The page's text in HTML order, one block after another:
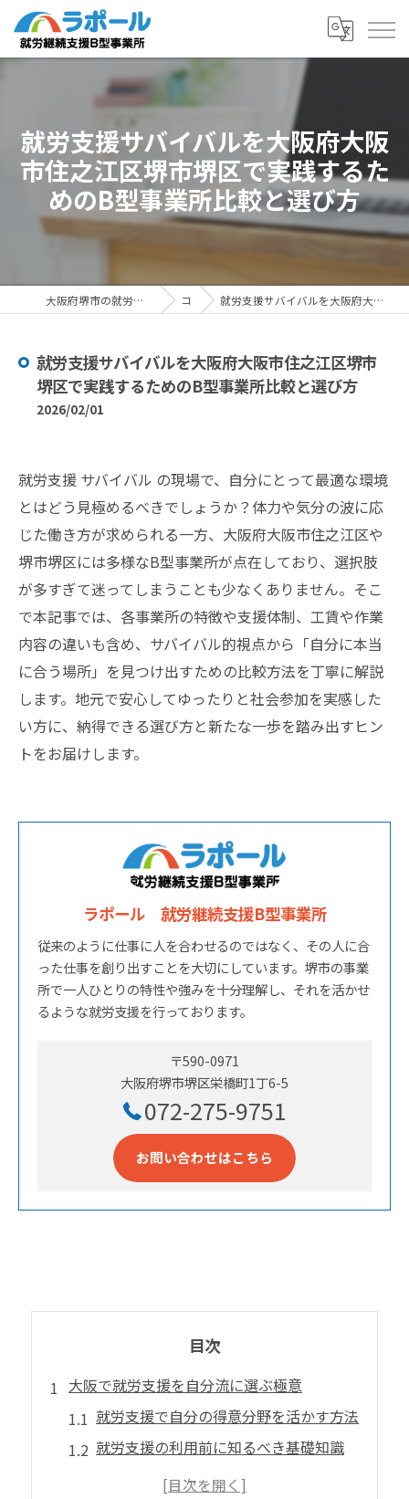
就労支援サバイバルを大阪府大阪
市住之江区堺市堺区で実践するた
めのB型事業所比較と選び方
大阪府堺市の就労支援ならラポール 就労継続支援B型事業所 コラム 就労支援サバイバルを大阪府大阪市住之江区堺市堺区で実践するためのB型事業所比較と選び方
就労支援サバイバルを大阪府大阪市住之江区堺市
堺区で実践するためのB型事業所比較と選び方
2026/02/01
就労支援 サバイバル の現場で、自分にとって最適な環境
とはどう見極めるべきでしょうか？体力や気分の波に応
じた働き方が求められる一方、大阪府大阪市住之江区や
堺市堺区には多様なB型事業所が点在しており、選択肢
が多すぎて迷ってしまうことも少なくありません。そこ
で本記事では、各事業所の特徴や支援体制、工賃や作業
内容の違いも含め、サバイバル的視点から「自分に本当
に合う場所」を見つけ出すための比較方法を丁寧に解説
します。地元で安心してゆったりと社会参加を実感した
い方に、納得できる選び方と新たな一歩を踏み出すヒン
トをお届けします。
ラポール 就労継続支援B型事業所
従来のように仕事に人を合わせるのではなく、その人に合
った仕事を創り出すことを大切にしています。堺市の事業
所で一人ひとりの特性や強みを十分理解し、それを活かせ
るような就労支援を行っております。
〒590-0971
大阪府堺市堺区栄橋町1丁6-5
072-275-9751
お問い合わせはこちら
目次
大阪で就労支援を自分流に選ぶ極意
就労支援で自分の得意分野を活かす方法
就労支援の利用前に知るべき基礎知識
就労支援を受けるメリットと注意点